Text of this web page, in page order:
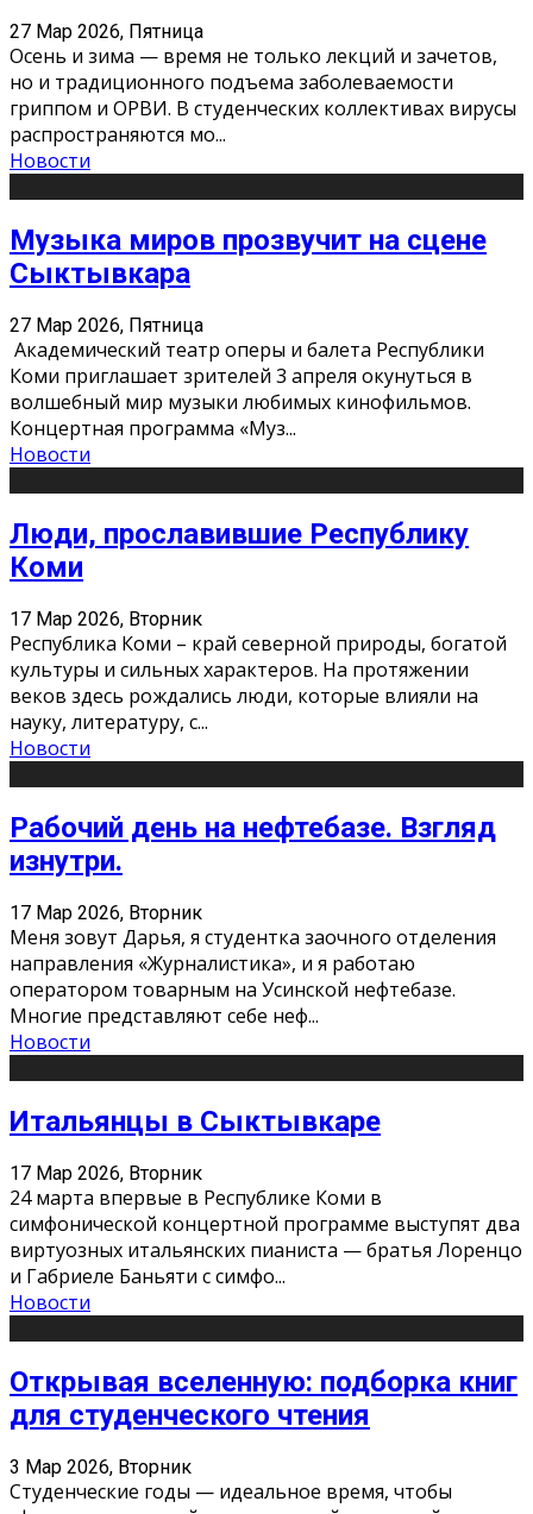
27 Мар 2026, Пятница
Осень и зима — время не только лекций и зачетов,
но и традиционного подъема заболеваемости
гриппом и ОРВИ. В студенческих коллективах вирусы
распространяются мо...
Новости
Музыка миров прозвучит на сцене
Сыктывкара
27 Мар 2026, Пятница
Академический театр оперы и балета Республики
Коми приглашает зрителей 3 апреля окунуться в
волшебный мир музыки любимых кинофильмов.
Концертная программа «Муз...
Новости
Люди, прославившие Республику
Коми
17 Мар 2026, Вторник
Республика Коми – край северной природы, богатой
культуры и сильных характеров. На протяжении
веков здесь рождались люди, которые влияли на
науку, литературу, с...
Новости
Рабочий день на нефтебазе. Взгляд
изнутри.
17 Мар 2026, Вторник
Меня зовут Дарья, я студентка заочного отделения
направления «Журналистика», и я работаю
оператором товарным на Усинской нефтебазе.
Многие представляют себе неф...
Новости
Итальянцы в Сыктывкаре
17 Мар 2026, Вторник
24 марта впервые в Республике Коми в
симфонической концертной программе выступят два
виртуозных итальянских пианиста — братья Лоренцо
и Габриеле Баньяти с симфо...
Новости
Открывая вселенную: подборка книг
для студенческого чтения
3 Мар 2026, Вторник
Студенческие годы — идеальное время, чтобы